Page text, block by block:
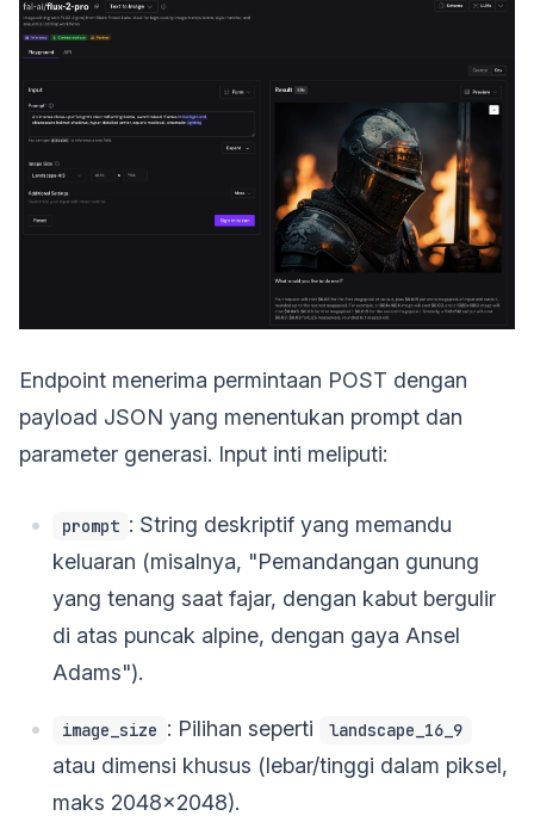
Endpoint menerima permintaan POST dengan
payload JSON yang menentukan prompt dan
parameter generasi. Input inti meliputi:
prompt : String deskriptif yang memandu
keluaran (misalnya, "Pemandangan gunung
yang tenang saat fajar, dengan kabut bergulir
di atas puncak alpine, dengan gaya Ansel
Adams").
image_size : Pilihan seperti landscape_16_9
atau dimensi khusus (lebar/tinggi dalam piksel,
maks 2048x2048).